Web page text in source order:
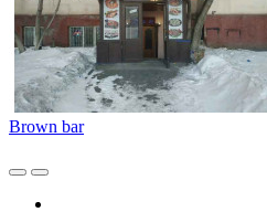
Brown bar